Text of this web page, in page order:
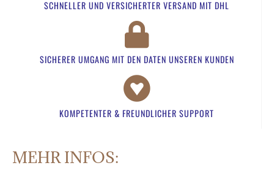
SCHNELLER UND VERSICHERTER VERSAND MIT DHL
SICHERER UMGANG MIT DEN DATEN UNSEREN KUNDEN​
KOMPETENTER & FREUNDLICHER SUPPORT​
MEHR INFOS: